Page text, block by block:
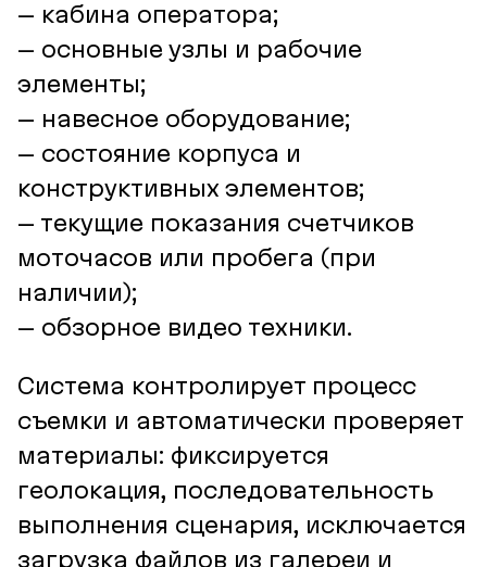
– кабина оператора;
– основные узлы и рабочие
элементы;
– навесное оборудование;
– состояние корпуса и
конструктивных элементов;
– текущие показания счетчиков
моточасов или пробега (при
наличии);
– обзорное видео техники.
Система контролирует процесс
съемки и автоматически проверяет
материалы: фиксируется
геолокация, последовательность
выполнения сценария, исключается
загрузка файлов из галереи и